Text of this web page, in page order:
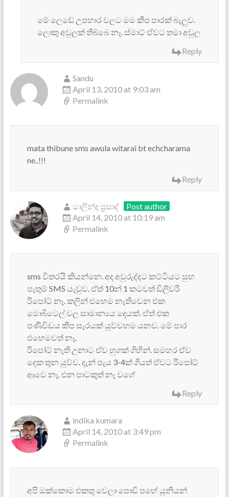
මේ ලෙඩේ උපහාර වලට මම කීප පාරක් බැලුව.
ලොකු අවුලක් තිබ්බෙ නෑ. ස්මාට් ඒවට තමා අවුල
Reply
Sandu
April 13, 2010 at 9:03 am
Permalink
mata thibune sms awula witarai bt echcharama
ne..!!!
Reply
මාලින්ද ප්‍රසාද්
Post author
April 14, 2010 at 10:19 am
Permalink
sms විතරයි කියන්නෙ. අද අවුරුද්දට කට්ටියට සුභ
පැතුම් SMS යැවුව. ඒත් 10න් 1 කටවත් ඩිලිවරි
රිපෝට් නෑ. කලින් එහෙම නැතිවෙන එක
මොබිටෙල් වල සාමාන්‍යය දෙයක්. ඒත් එක
පණිවිඩය කීප සැරයක් යුව්වහම යනව. මේ පාර
එහෙමවත් නෑ.
රිපෝට් නැති උනාට ඒව හුගක් ගිහින්. සමහර ඒව
දෙක ‍තුන යුව්ව. දැන් පැය 3-4ක් ගියත් ඒවට රිපෝට්
ආවෙ නෑ. එන පාට‍කුත් නෑ වගේ
Reply
indika kumara
April 14, 2010 at 3:49 pm
Permalink
අපි ඔක්කොම එකතු වෙලා පොඩි පහේ යූනියන්